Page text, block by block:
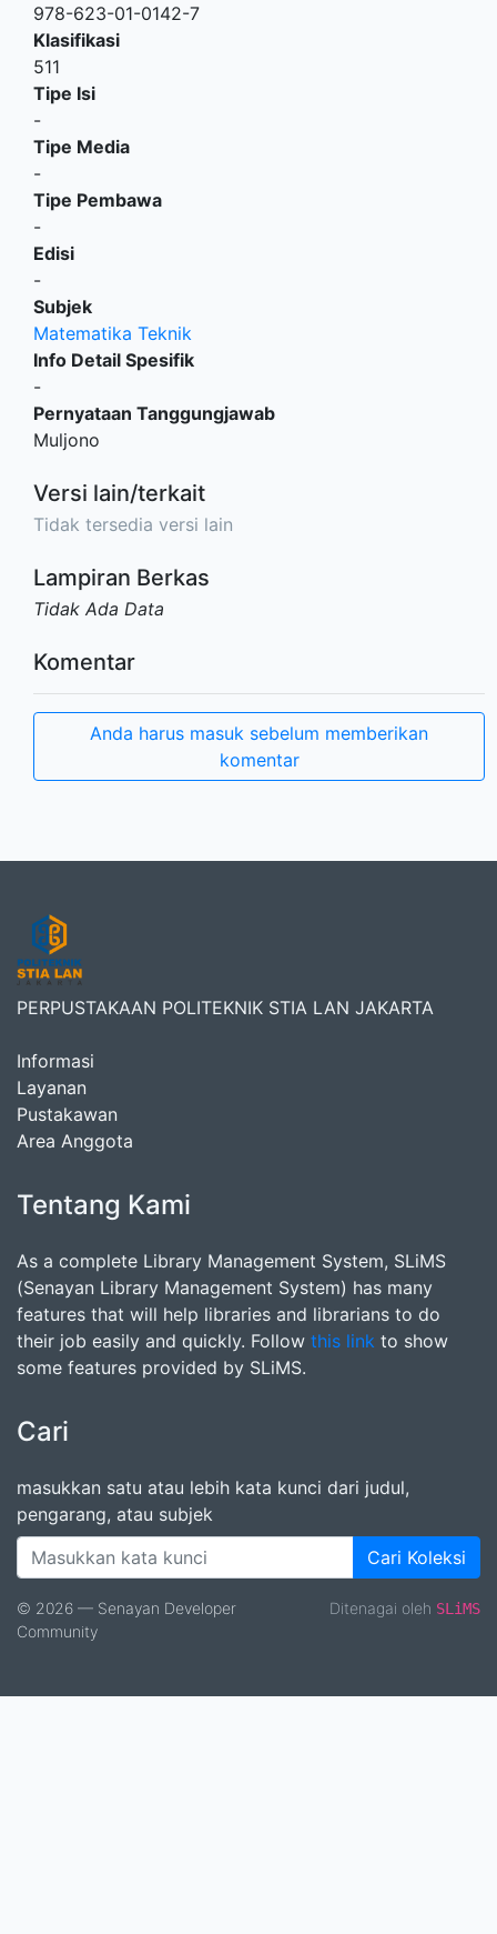
978-623-01-0142-7
Klasifikasi
511
Tipe Isi
-
Tipe Media
-
Tipe Pembawa
-
Edisi
-
Subjek
Matematika Teknik
Info Detail Spesifik
-
Pernyataan Tanggungjawab
Muljono
Versi lain/terkait
Tidak tersedia versi lain
Lampiran Berkas
Tidak Ada Data
Komentar
Anda harus masuk sebelum memberikan
komentar
PERPUSTAKAAN POLITEKNIK STIA LAN JAKARTA
Informasi
Layanan
Pustakawan
Area Anggota
Tentang Kami
As a complete Library Management System, SLiMS
(Senayan Library Management System) has many
features that will help libraries and librarians to do
their job easily and quickly. Follow this link to show
some features provided by SLiMS.
Cari
masukkan satu atau lebih kata kunci dari judul,
pengarang, atau subjek
Cari Koleksi
© 2026 — Senayan Developer
Community
Ditenagai oleh SLiMS